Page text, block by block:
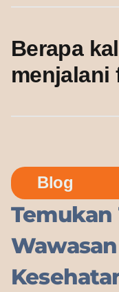
Berapa
menjalani
Blog
Temukan